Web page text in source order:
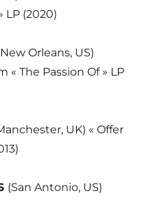
LP (2020)
Orleans, US)
« The Passion Of » LP
UK) « Offer
(San Antonio, US)